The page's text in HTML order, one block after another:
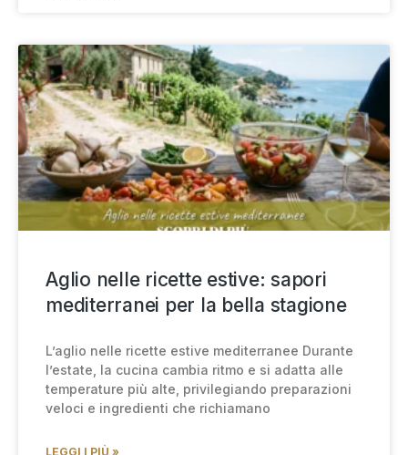
Aglio nelle ricette estive: sapori
mediterranei per la bella stagione
L’aglio nelle ricette estive mediterranee Durante
l’estate, la cucina cambia ritmo e si adatta alle
temperature più alte, privilegiando preparazioni
veloci e ingredienti che richiamano
LEGGI I PIÙ »